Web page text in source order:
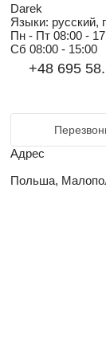
Darek
Языки: русский,
Пн - Пт 08:00 -
Сб 08:00 - 15:00
+48 695
Адрес
Польша,